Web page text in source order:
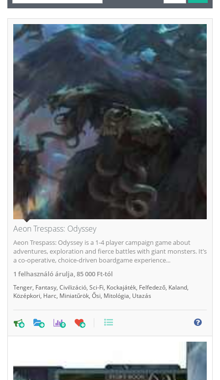
Aeon Trespass: Odyssey
Aeon Trespass: Odyssey is a 1-4 player campaign game about
adventures, exploration and fierce battles with giant monsters. It’s
a co-operative, choice-driven boardgame experience...
1 felhasználó árulja,85 000 Ft-tól
Tenger Fantasy Civilizáció Sci-Fi Kockajáték Felfedező Kaland
Középkori Harc Miniatűrök Ősi Mitológia Utazás
0